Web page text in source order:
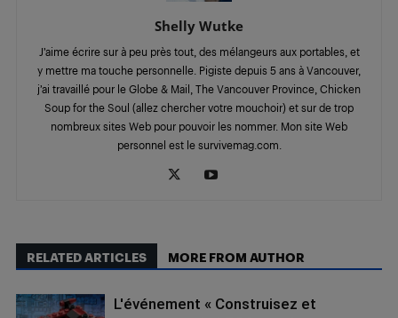
Shelly Wutke
J’aime écrire sur à peu près tout, des mélangeurs aux portables, et
y mettre ma touche personnelle. Pigiste depuis 5 ans à Vancouver,
j’ai travaillé pour le Globe & Mail, The Vancouver Province, Chicken
Soup for the Soul (allez chercher votre mouchoir) et sur de trop
nombreux sites Web pour pouvoir les nommer. Mon site Web
personnel est le survivemag.com.
RELATED ARTICLES MORE FROM AUTHOR
L'événement « Construisez et